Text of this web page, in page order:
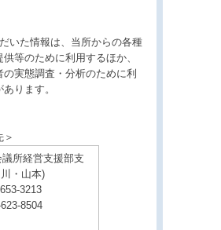
いた情報は、当所からの各種
等のために利用するほか、
の実態調査・分析のために利
ります。
＞
所経営支援部支
・山本)
653-3213
8504